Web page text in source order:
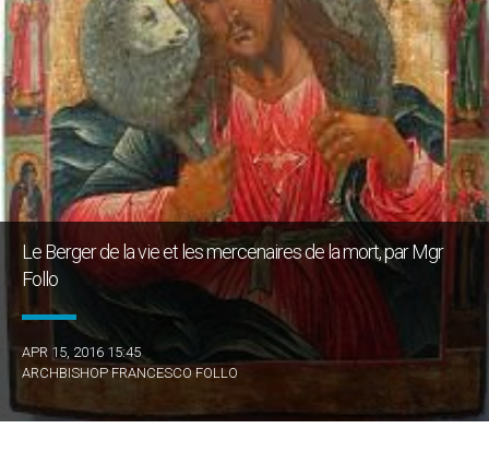
Le Berger de la vie et les mercenaires de la mort, par Mgr
Follo
APR 15, 2016 15:45
ARCHBISHOP FRANCESCO FOLLO